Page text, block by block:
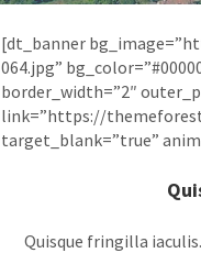
[dt_banner
064.jpg”
border_width=”2″
link=”https://
target_blank=”true”
Quisque fringilla